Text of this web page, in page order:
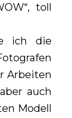
toll
ich die
Arbeiten
auch
Modell